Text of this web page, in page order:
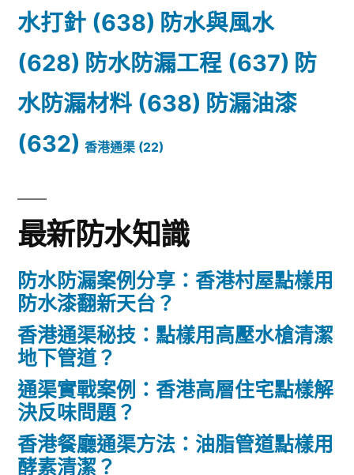
水打針 (638) 防水與風水
(628) 防水防漏工程 (637) 防
水防漏材料 (638) 防漏油漆
(632) 香港通渠 (22)
最新防水知識
防水防漏案例分享：香港村屋點樣用
防水漆翻新天台？
香港通渠秘技：點樣用高壓水槍清潔
地下管道？
通渠實戰案例：香港高層住宅點樣解
決反味問題？
香港餐廳通渠方法：油脂管道點樣用
酵素清潔？